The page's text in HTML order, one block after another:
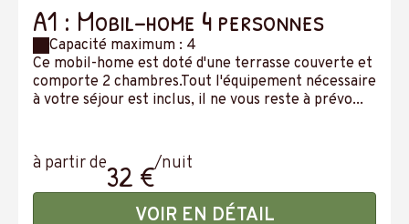
A1 : Mobil-home 4 personnes
Capacité maximum : 4
Ce mobil-home est doté d'une terrasse couverte et
comporte 2 chambres.Tout l'équipement nécessaire
à votre séjour est inclus, il ne vous reste à prévo...
à partir de32 €/nuit
VOIR EN DÉTAIL